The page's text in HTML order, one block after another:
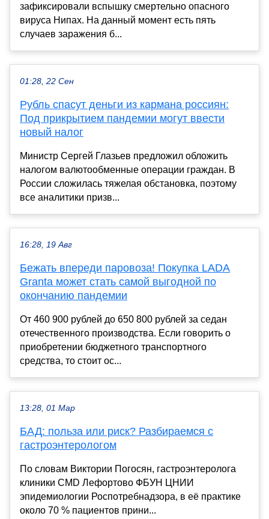
зафиксировали вспышку смертельно опасного
вируса Нипах. На данный момент есть пять
случаев заражения б...
01:28, 22 Сен
Рубль спасут деньги из кармана россиян:
Под прикрытием пандемии могут ввести
новый налог
Министр Сергей Глазьев предложил обложить
налогом валютообменные операции граждан. В
России сложилась тяжелая обстановка, поэтому
все аналитики призв...
16:28, 19 Авг
Бежать впереди паровоза! Покупка LADA
Granta может стать самой выгодной по
окончанию пандемии
От 460 900 рублей до 650 800 рублей за седан
отечественного производства. Если говорить о
приобретении бюджетного транспортного
средства, то стоит ос...
13:28, 01 Мар
БАД: польза или риск? Разбираемся с
гастроэнтерологом
По словам Виктории Погосян, гастроэнтеролога
клиники CMD Лефортово ФБУН ЦНИИ
эпидемиологии Роспотребнадзора, в её практике
около 70 % пациентов прини...